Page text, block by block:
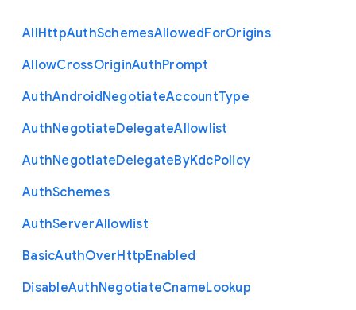
AllHttpAuthSchemesAllowedForOrigins
AllowCrossOriginAuthPrompt
AuthAndroidNegotiateAccountType
AuthNegotiateDelegateAllowlist
AuthNegotiateDelegateByKdcPolicy
AuthSchemes
AuthServerAllowlist
BasicAuthOverHttpEnabled
DisableAuthNegotiateCnameLookup